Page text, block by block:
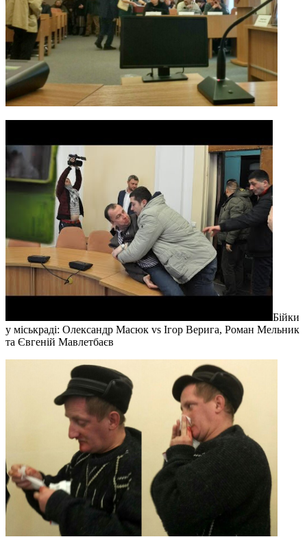
Бійки
у міськраді: Олександр Масюк vs Ігор Верига, Роман Мельник
та Євгеній Мавлетбаєв